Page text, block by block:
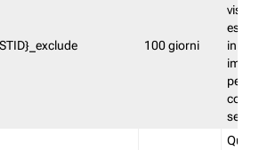
100 giorni
in